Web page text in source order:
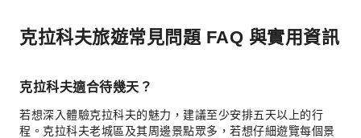
克拉科夫旅遊常見問題 FAQ 與實用資訊
克拉科夫適合待幾天？
若想深入體驗克拉科夫的魅力，建議至少安排五天以上的行
程。克拉科夫老城區及其周邊景點眾多，若想仔細遊覽每個景